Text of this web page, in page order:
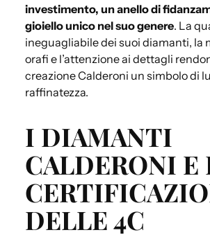
investimento, un anello di
gioiello unico nel suo genere. La
ineguagliabile dei suoi diamanti, la
orafi e l’attenzione ai dettagli
creazione Calderoni un simbolo di
raffinatezza.
I DIAMANTI
CALDERONI E
DELLE 4C